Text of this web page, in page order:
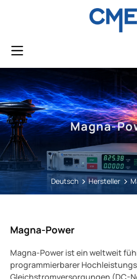
Magna-
Deutsch Hersteller
Magna-Power
Magna-Power ist ein weltweit
programmierbarer